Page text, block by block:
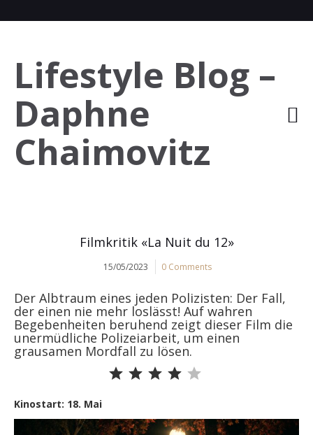
Lifestyle Blog –
Daphne
Chaimovitz
Filmkritik «La Nuit du 12»
15/05/2023 0 Comments
Der Albtraum eines jeden Polizisten: Der Fall,
der einen nie mehr loslässt! Auf wahren
Begebenheiten beruhend zeigt dieser Film die
unermüdliche Polizeiarbeit, um einen
grausamen Mordfall zu lösen.
Kinostart: 18. Mai